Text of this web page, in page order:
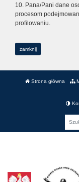
10. Pana/Pani dane
procesom
profilowaniu.
zamknij
Strona główna